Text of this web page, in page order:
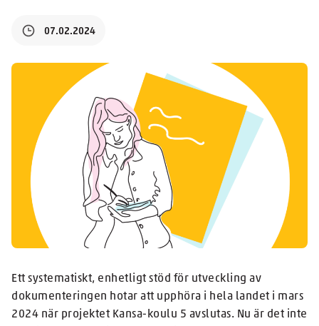
07.02.2024
Ett systematiskt, enhetligt stöd för utveckling av
dokumenteringen hotar att upphöra i hela landet i mars
2024 när projektet Kansa-koulu 5 avslutas. Nu är det inte